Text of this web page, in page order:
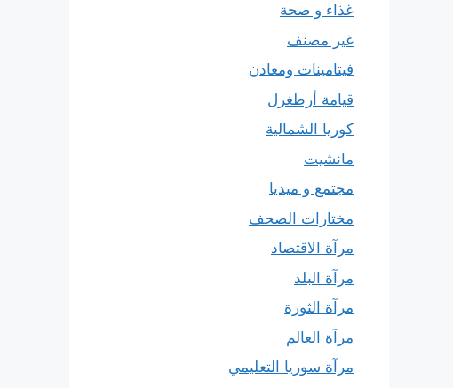
غذاء و صحة
غير مصنف
فيتامينات ومعادن
قيامة أرطغرل
كوريا الشمالية
مانشيت
مجتمع و ميديا
مختارات الصحف
مرآة الاقتصاد
مرآة البلد
مرآة الثورة
مرآة العالم
مرآة سوريا التعليمي